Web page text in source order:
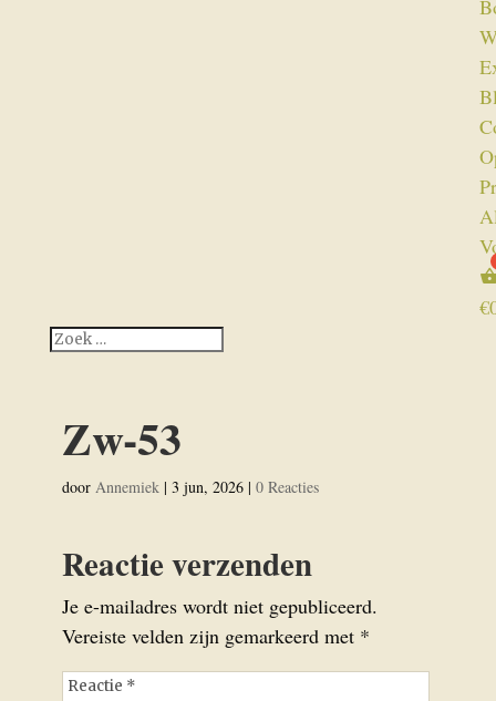
€
Zw-53
door Annemiek| 3 jun, 2026| 0 Reacties
Reactie verzenden
Je e-mailadres wordt niet gepubliceerd.
Vereiste velden zijn gemarkeerd met *